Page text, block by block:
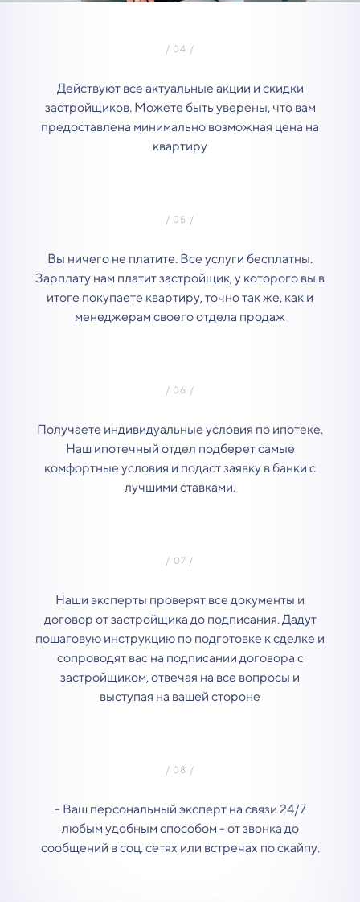
Действуют все актуальные акции и скидки
застройщиков. Можете быть уверены, что вам
предоставлена минимально возможная цена на
квартиру
Вы ничего не платите. Все услуги бесплатны.
Зарплату нам платит застройщик, у которого вы в
итоге покупаете квартиру, точно так же, как и
менеджерам своего отдела продаж
Получаете индивидуальные условия по ипотеке.
Наш ипотечный отдел подберет самые
комфортные условия и подаст заявку в банки с
лучшими ставками.
Наши эксперты проверят все документы и
договор от застройщика до подписания. Дадут
пошаговую инструкцию по подготовке к сделке и
сопроводят вас на подписании договора с
застройщиком, отвечая на все вопросы и
выступая на вашей стороне
- Ваш персональный эксперт на связи 24/7
любым удобным способом - от звонка до
сообщений в соц. сетях или встречах по скайпу.